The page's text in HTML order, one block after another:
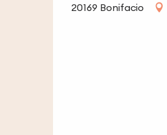
20169 Bonifacio